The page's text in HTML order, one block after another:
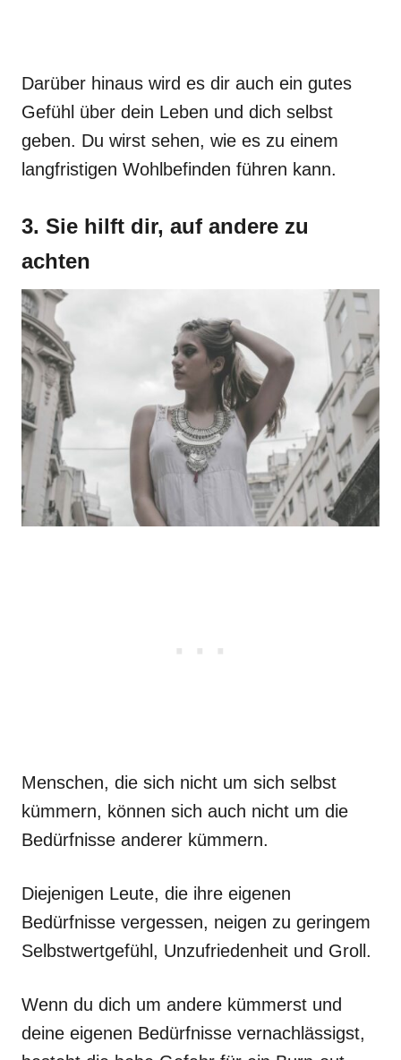
Darüber hinaus wird es dir auch ein gutes
Gefühl über dein Leben und dich selbst
geben. Du wirst sehen, wie es zu einem
langfristigen Wohlbefinden führen kann.
3. Sie hilft dir, auf andere zu
achten
Menschen, die sich nicht um sich selbst
kümmern, können sich auch nicht um die
Bedürfnisse anderer kümmern.
Diejenigen Leute, die ihre eigenen
Bedürfnisse vergessen, neigen zu geringem
Selbstwertgefühl, Unzufriedenheit und Groll.
Wenn du dich um andere kümmerst und
deine eigenen Bedürfnisse vernachlässigst,